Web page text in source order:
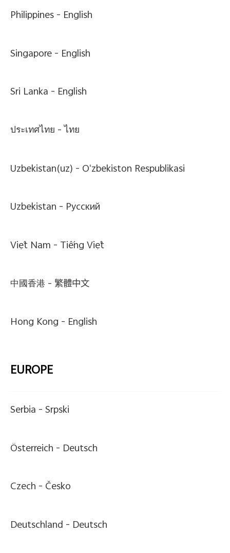
Philippines - English
Singapore - English
Sri Lanka - English
ประเทศไทย -ไทย
Uzbekistan(uz) - Oʻzbekiston Respublikasi
Uzbekistan - Pусский
Việt Nam - Tiếng Việt
中國香港 -繁體中文
Hong Kong - English
EUROPE
Serbia -Srpski
Österreich - Deutsch
Czech - Česko
Deutschland - Deutsch